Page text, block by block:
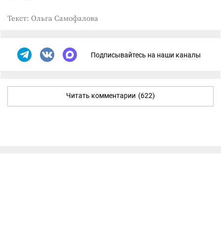
Текст: Ольга Самофалова
Подписывайтесь на наши каналы
Читать комментарии (622)